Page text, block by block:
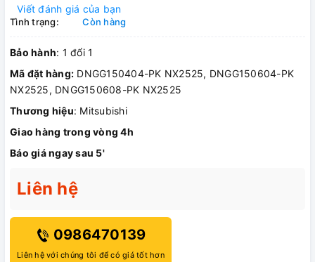
Viết đánh giá của bạn
Tình trạng: Còn hàng
Bảo hành: 1 đổi 1
Mã đặt hàng: DNGG150404-PK NX2525, DNGG150604-PK
NX2525, DNGG150608-PK NX2525
Thương hiệu: Mitsubishi
Giao hàng trong vòng 4h
Báo giá ngay sau 5'
Liên hệ
0986470139
Liên hệ với chúng tôi để có giá tốt hơn